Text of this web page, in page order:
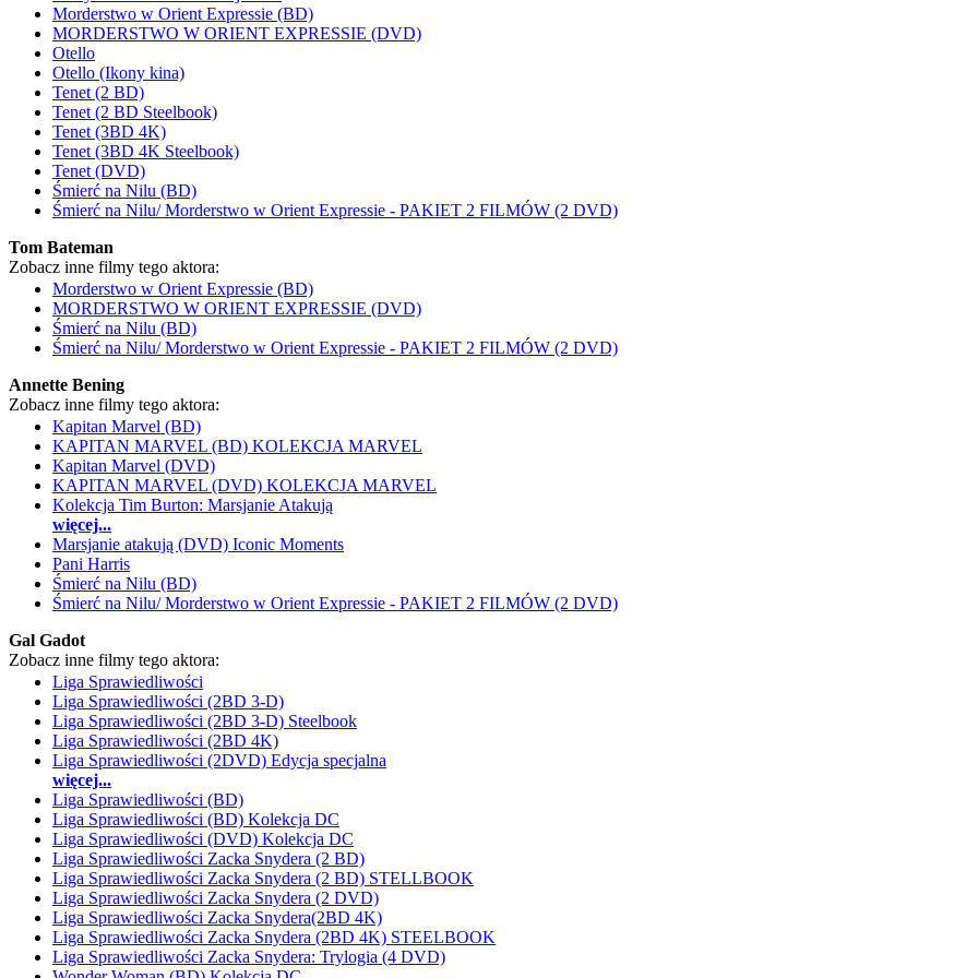
Morderstwo w Orient Expressie (BD)
MORDERSTWO W ORIENT EXPRESSIE (DVD)
Otello
Otello (Ikony kina)
Tenet (2 BD)
Tenet (2 BD Steelbook)
Tenet (3BD 4K)
Tenet (3BD 4K Steelbook)
Tenet (DVD)
Śmierć na Nilu (BD)
Śmierć na Nilu/ Morderstwo w Orient Expressie - PAKIET 2 FILMÓW (2 DVD)
Tom Bateman
Zobacz inne filmy tego aktora:
Morderstwo w Orient Expressie (BD)
MORDERSTWO W ORIENT EXPRESSIE (DVD)
Śmierć na Nilu (BD)
Śmierć na Nilu/ Morderstwo w Orient Expressie - PAKIET 2 FILMÓW (2 DVD)
Annette Bening
Zobacz inne filmy tego aktora:
Kapitan Marvel (BD)
KAPITAN MARVEL (BD) KOLEKCJA MARVEL
Kapitan Marvel (DVD)
KAPITAN MARVEL (DVD) KOLEKCJA MARVEL
Kolekcja Tim Burton: Marsjanie Atakują
więcej...
Marsjanie atakują (DVD) Iconic Moments
Pani Harris
Śmierć na Nilu (BD)
Śmierć na Nilu/ Morderstwo w Orient Expressie - PAKIET 2 FILMÓW (2 DVD)
Gal Gadot
Zobacz inne filmy tego aktora:
Liga Sprawiedliwości
Liga Sprawiedliwości (2BD 3-D)
Liga Sprawiedliwości (2BD 3-D) Steelbook
Liga Sprawiedliwości (2BD 4K)
Liga Sprawiedliwości (2DVD) Edycja specjalna
więcej...
Liga Sprawiedliwości (BD)
Liga Sprawiedliwości (BD) Kolekcja DC
Liga Sprawiedliwości (DVD) Kolekcja DC
Liga Sprawiedliwości Zacka Snydera (2 BD)
Liga Sprawiedliwości Zacka Snydera (2 BD) STELLBOOK
Liga Sprawiedliwości Zacka Snydera (2 DVD)
Liga Sprawiedliwości Zacka Snydera(2BD 4K)
Liga Sprawiedliwości Zacka Snydera (2BD 4K) STEELBOOK
Liga Sprawiedliwości Zacka Snydera: Trylogia (4 DVD)